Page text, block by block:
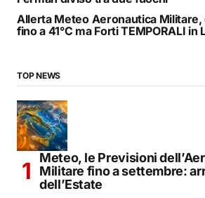
Allerta Meteo Aeronautica
fino a 41°C ma Forti TEMPORALI in
TOP NEWS
Meteo, le Previsioni
Militare fino a settembre:
dell’Estate